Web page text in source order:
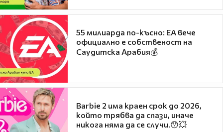
55 милиарда по-късно: EA вече
официално е собственост на
Саудитска Арабия💰
Barbie 2 има краен срок до 2026,
който трябва да спази, иначе
никога няма да се случи.😯💥